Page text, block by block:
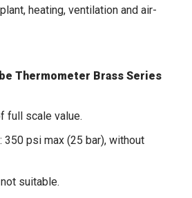
heating, ventilation and air-
Thermometer Brass Series
full scale value.
350 psi max (25 bar), without
suitable.